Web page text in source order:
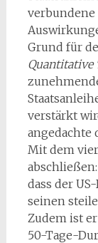
Grund für
Quantitative
verstärkt
angedachte
Mit dem
dass der
seinen
Zudem ist
50-Tage-